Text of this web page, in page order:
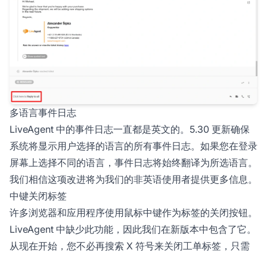
多语言事件日志
LiveAgent 中的事件日志一直都是英文的。5.30 更新确保
系统将显示用户选择的语言的所有事件日志。如果您在登录
屏幕上选择不同的语言，事件日志将始终翻译为所选语言。
我们相信这项改进将为我们的非英语使用者提供更多信息。
中键关闭标签
许多浏览器和应用程序使用鼠标中键作为标签的关闭按钮。
LiveAgent 中缺少此功能，因此我们在新版本中包含了它。
从现在开始，您不必再搜索 X 符号来关闭工单标签，只需